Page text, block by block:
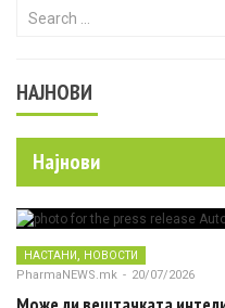
Search for:
НАЈНОВИ
Најнови
НАСТАНИ, НОВОСТИ
PharmaNEWS.mk - 20/07/2026